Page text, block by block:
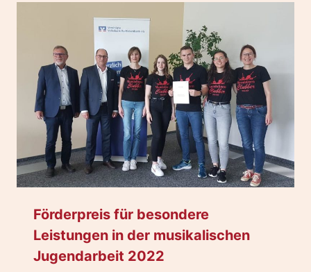
Förderpreis für besondere
Leistungen in der musikalischen
Jugendarbeit 2022